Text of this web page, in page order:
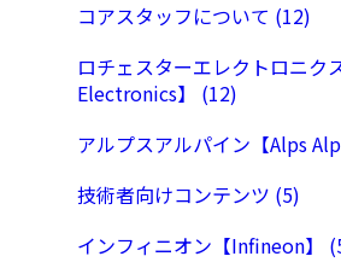
コアスタッフについて (12)
ロチェスターエレクトロニク
Electronics】 (12)
アルプスアルパイン【Alps
技術者向けコンテンツ (5)
インフィニオン【Infineon】